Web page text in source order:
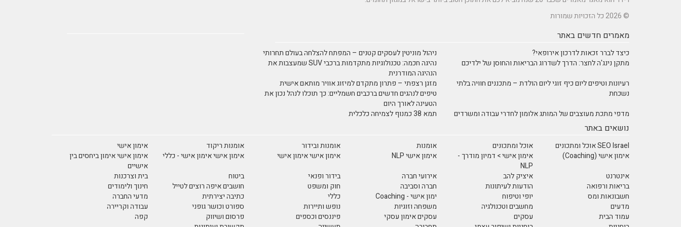
© 2026 כל הזכויות שמורות
מאמרים חדשים באתר
כיצד לברר זכאות לדרכון אירופאי?
ניהול מוניטין לעסקים קטנים – המפתח להצלחה בעולם תחרותי
מתקן נינג'ה לחצר: הדרך לשדרוג הבריאות והחוסן של ילדיכם
נהיגה חכמה: טכנולוגיות מתקדמות ברכבי SUV שמעצבות את
הנהיגה המודרנית
רעיונות וטיפים ליום כיף זוגי ליום הולדת – מתכננים חוויה בלתי
נשכחת
מזגן רצפתי – פתרון מתקדם למיזוג אוויר מותאם אישית
טיפים לנהגים חדשים ברכבים חשמליים: כך תוכלו לנהל נכון את
הטעינה לאורך היום
מדפי מתכת מעוצבים של המותג אלומון לחדרי עבודה ומשרדים
תמא 38 כמנוף לצמיחה כלכלית
נושאים באתר
SEO Israel אוכל ומתכונים אוכל ומתכונים אומנות אומנות ובידור אומנות ריקוד
אימון אישי
אימון אישי (Coaching)
אימון אישי > דמיון מודרך -
NLP
אימון אישי NLP אימון אישי אימון אישי אימון אישי אימון אישי - כללי
אימון אישי אימון ביחסים בין
אישיים
אינטרנט
איציק להב אירועי חברה בידור ופנאי ביטוח
בית וצרכנות
בריאות ורפואה
הודעות לעיתונות חברה וסביבה חוק ומשפט חושבים איפה רוצים לטייל
חינוך ולימודים
חשבונאות ומס
יופי וטיפוח ימון אישי - Coaching כללי כתיבה יצירתית
מדעי החברה
מדעים
מחשבים וטכנולגיה משפחה וזוגיות נופש ותיירות ספורט וכושר גופני
עבודה וקריירה
עמוד הבית
עסקים עסקים אימון עסקי פיננסים וכספים פרסום ושיווק
קפה